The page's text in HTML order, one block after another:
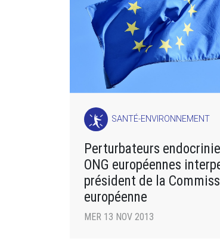
SANTÉ-ENVIRONNEMENT
Perturbateurs
ONG européennes
président de la
européenne
MER 13 NOV 2013